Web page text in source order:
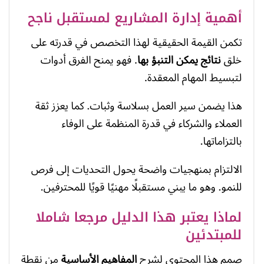
أهمية إدارة المشاريع لمستقبل ناجح
تكمن القيمة الحقيقية لهذا التخصص في قدرته على
خلقنتائج يمكن التنبؤ بها. فهو يمنح الفرق أدوات
لتبسيط المهام المعقدة.
هذا يضمن سير العمل بسلاسة وثبات. كما يعزز ثقة
العملاء والشركاء في قدرة المنظمة على الوفاء
بالتزاماتها.
الالتزام بمنهجيات واضحة يحول التحديات إلى فرص
للنمو. وهو ما يبني مستقبلًا مهنيًا قويًا للمحترفين.
لماذا يعتبر هذا الدليل مرجعا شاملا
للمبتدئين
صمم هذا المحتوى لشرحالمفاهيم الأساسيةمن نقطة